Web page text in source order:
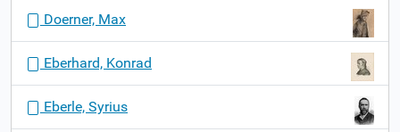
Doerner, Max
Eberhard, Konrad
Eberle, Syrius